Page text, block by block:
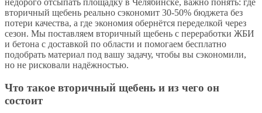
недорого отсыпать площадку в Челябинске, важно понять: где
вторичный щебень реально сэкономит 30-50% бюджета без
потери качества, а где экономия обернётся переделкой через
сезон. Мы поставляем вторичный щебень с переработки ЖБИ
и бетона с доставкой по области и помогаем бесплатно
подобрать материал под вашу задачу, чтобы вы сэкономили,
но не рисковали надёжностью.
Что такое вторичный щебень и из чего он
состоит